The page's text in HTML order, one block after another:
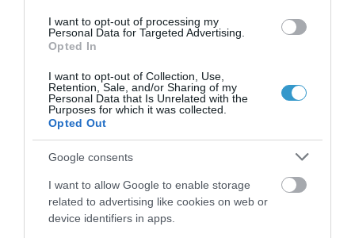
I want to opt-out of processing my
Personal Data for Targeted Advertising.
Opted In
I want to opt-out of Collection, Use,
Retention, Sale, and/or Sharing of my
Personal Data that Is Unrelated with the
Purposes for which it was collected.
Opted Out
Google consents
I want to allow Google to enable storage
related to advertising like cookies on web or
device identifiers in apps.
περιοδικά και από τα πιο σημαντικά
βήματα της εξέλιξης της τεχνικής
ενστερνιστεί, μελετήσει και κλινικά
δημοσιεύσει τις περισσότερες.
Δείχνει ότι
προχωρά η ηλικία έχει λιγότερες
πιθανότητες για να χειροτερέψει,
παρότι εάν συνδυαστεί με έντονο
τρίψιμο ματιών μπορούμε να